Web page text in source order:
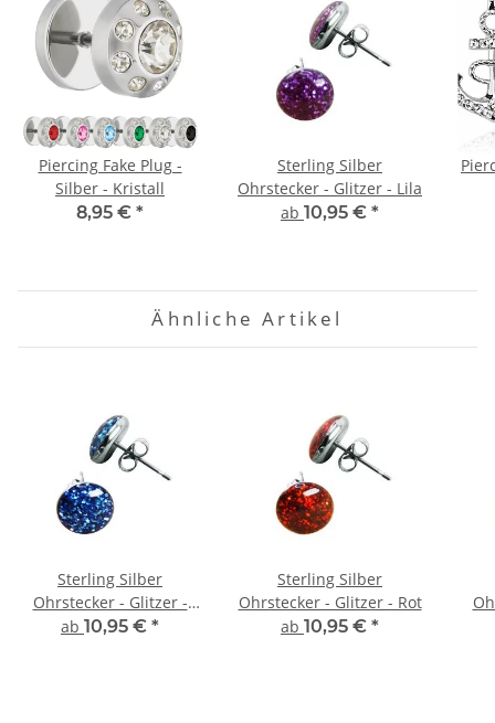
Piercing Fake Plug -
Silber - Kristall
8,95 € *
Sterling Silber
Ohrstecker - Glitzer - Lila
ab 10,95 € *
Ähnliche Artikel
Sterling Silber
Ohrstecker - Glitzer -
Blau
ab 10,95 € *
Sterling Silber
Ohrstecker - Glitzer - Rot
ab 10,95 € *